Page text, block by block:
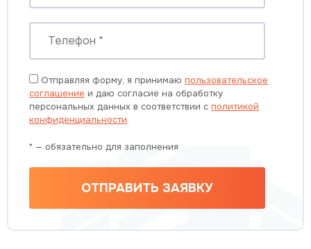
Отправляя форму, я принимаю пользовательское
соглашение и даю согласие на обработку
персональных данных в соответствии с политикой
конфиденциальности.
* — обязательно для заполнения
ОТПРАВИТЬ ЗАЯВКУ